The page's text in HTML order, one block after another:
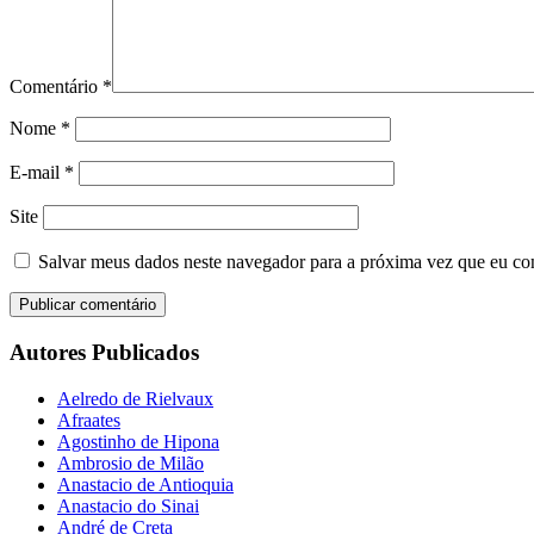
Comentário *
Nome *
E-mail *
Site
Salvar meus dados neste navegador para a próxima vez que eu
Autores Publicados
Aelredo de Rielvaux
Afraates
Agostinho de Hipona
Ambrosio de Milão
Anastacio de Antioquia
Anastacio do Sinai
André de Creta